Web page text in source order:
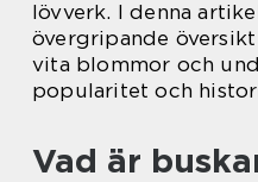
lövverk. I denna
övergripande
vita blommor och
popularitet och
Vad är